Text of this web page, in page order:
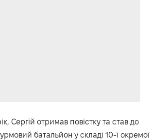
Сергій отримав повістку та став до
батальйон у складі 10-ї окремої